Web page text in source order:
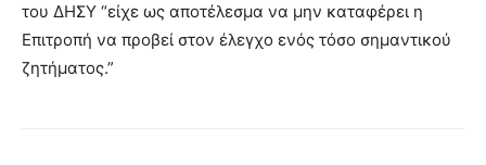
του ΔΗΣΥ “είχε ως αποτέλεσμα να μην καταφέρει η
Επιτροπή να προβεί στον έλεγχο ενός τόσο σημαντικού
ζητήματος.”